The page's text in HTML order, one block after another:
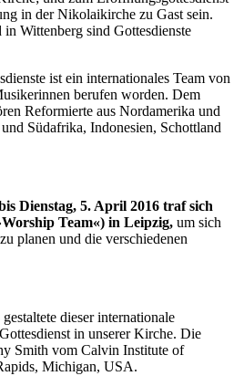
in der Nikolaikirche zu Gast sein.
Wittenberg sind Gottesdienste
ist ein internationales Team von
berufen worden. Dem
Reformierte aus Nordamerika und
Südafrika, Indonesien, Schottland
Dienstag, 5. April 2016 traf sich
Team«) in Leipzig, um sich
planen und die verschiedenen
dieser internationale
in unserer Kirche. Die
Smith vom Calvin Institute of
Michigan, USA.